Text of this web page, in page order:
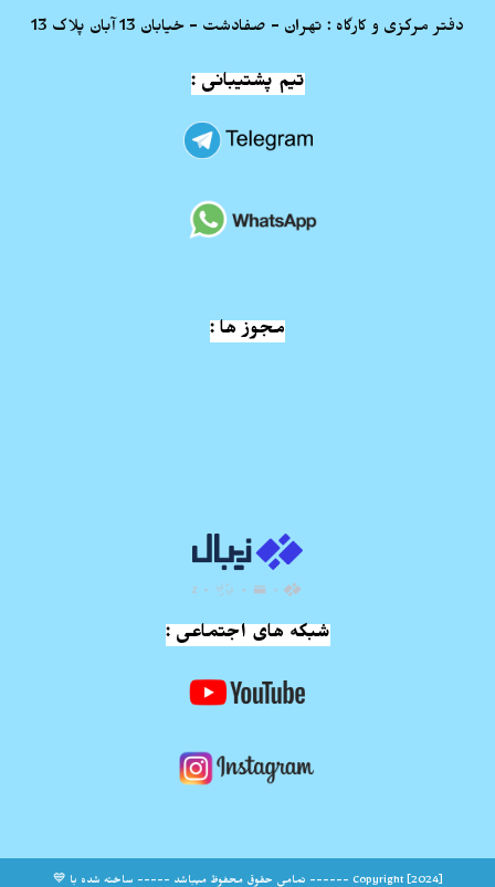
دفتر مرکزی و کارگاه : تهران - صفادشت - خیابان 13 آبان پلاک 13
تیم پشتیبانی :
مجوز ها :
شبکه های اجتماعی :
Copyright [2024] ------ تمامی حقوق محفوظ میباشد ----- ساخته شده با 💙